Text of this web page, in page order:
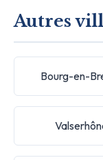
Autres
Bourg-en-